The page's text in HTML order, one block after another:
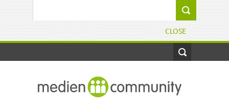
CLOSE